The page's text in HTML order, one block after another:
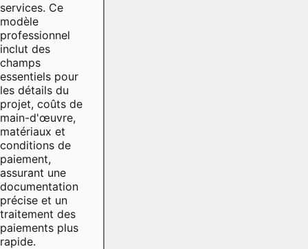
services. Ce
modèle
professionnel
inclut des
champs
essentiels pour
les détails du
projet, coûts de
main-d'œuvre,
matériaux et
conditions de
paiement,
assurant une
documentation
précise et un
traitement des
paiements plus
rapide.